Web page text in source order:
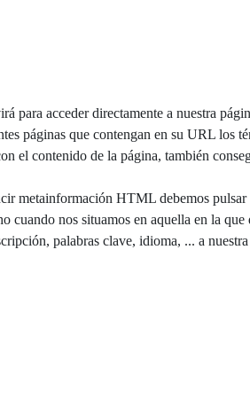
para acceder directamente a nuestra
páginas que contengan en su URL los
el contenido de la página, también
metainformación HTML debemos pulsar
cuando nos situamos en aquella en la
palabras clave, idioma, ... a nuestra